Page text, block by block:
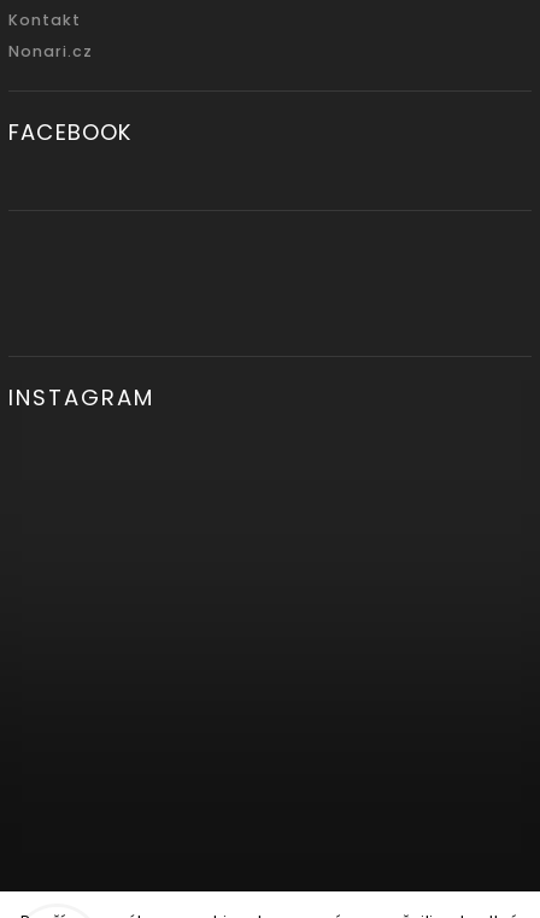
Kontakt
Nonari.cz
FACEBOOK
INSTAGRAM